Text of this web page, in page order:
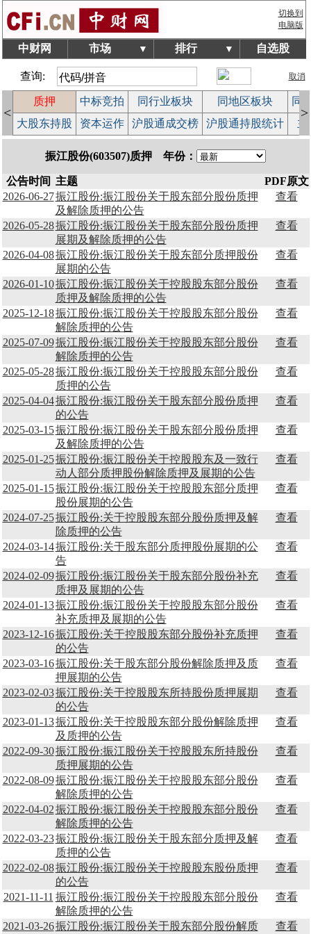
切换到
电脑版
中财网 市场 ▼ 排行 ▼ 自选股
查询: 取消
<
质押 中标竞拍 同行业板块 同地区板块
同
大股东持股 资本运作 沪股通成交榜 沪股通持股统计 主
>
振江股份(603507)质押 年份：
公告时间 主题
PDF原文
2026-06-27振江股份:振江股份关于股东部分股份质押
及解除质押的公告
查看
2026-05-28振江股份:振江股份关于股东部分股份质押
展期及解除质押的公告
查看
2026-04-08振江股份:振江股份关于股东部分质押股份
展期的公告
查看
2026-01-10振江股份:振江股份关于控股股东部分股份
质押及解除质押的公告
查看
2025-12-18振江股份:振江股份关于控股股东部分股份
解除质押的公告
查看
2025-07-09振江股份:振江股份关于控股股东部分股份
解除质押的公告
查看
2025-05-28振江股份:振江股份关于控股股东部分股份
质押的公告
查看
2025-04-04振江股份:振江股份关于股东部分股份质押
的公告
查看
2025-03-15振江股份:振江股份关于股东部分股份质押
及解除质押的公告
查看
2025-01-25振江股份:振江股份关于控股股东及一致行
动人部分质押股份解除质押及展期的公告
查看
2025-01-15振江股份:振江股份关于控股股东部分质押
股份展期的公告
查看
2024-07-25振江股份:关于控股股东部分股份质押及解
除质押的公告
查看
2024-03-14振江股份:关于股东部分质押股份展期的公
告
查看
2024-02-09振江股份:振江股份关于股东部分股份补充
质押及展期的公告
查看
2024-01-13振江股份:振江股份关于控股股东部分股份
补充质押及展期的公告
查看
2023-12-16振江股份:关于控股股东部分股份补充质押
的公告
查看
2023-03-16振江股份:关于股东部分股份解除质押及质
押展期的公告
查看
2023-02-03振江股份:关于控股股东所持股份质押展期
的公告
查看
2023-01-13振江股份:关于控股股东部分股份解除质押
及质押的公告
查看
2022-09-30振江股份:振江股份关于控股股东所持股份
质押展期的公告
查看
2022-08-09振江股份:振江股份关于控股股东部分股份
解除质押的公告
查看
2022-04-02振江股份:振江股份关于控股股东部分股份
解除质押的公告
查看
2022-03-23振江股份:振江股份关于股东部分质押及解
质押的公告
查看
2022-02-08振江股份:振江股份关于控股股东股份质押
的公告
查看
2021-11-11 振江股份:振江股份关于控股股东部分股份
解除质押的公告
查看
2021-03-26振江股份:振江股份关于股东部分股份解质 查看